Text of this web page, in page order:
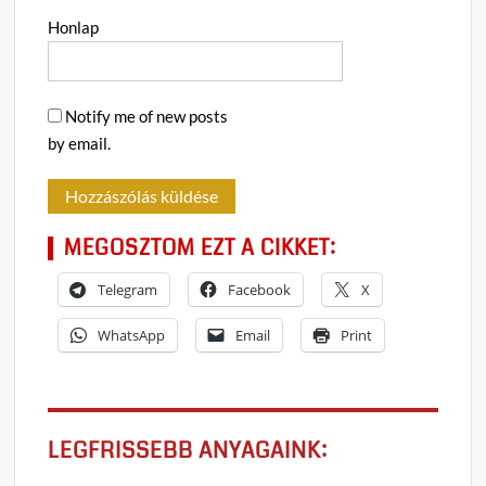
Honlap
Notify me of new posts
by email.
MEGOSZTOM EZT A CIKKET:
Telegram Facebook X
WhatsApp Email Print
LEGFRISSEBB ANYAGAINK: